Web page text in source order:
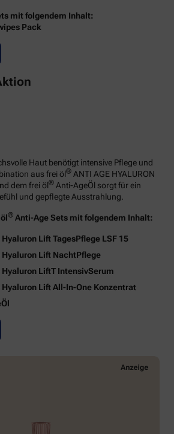
mit folgendem Inhalt:
Pack
Haut benötigt intensive Pflege und
aus frei öl® ANTI AGE HYALURON
dem frei öl® Anti-AgeÖl sorgt für ein
und gepflegte Ausstrahlung.
® Anti-Age Sets mit folgendem Inhalt:
Lift TagesPflege LSF 15
Hyaluron Lift NachtPflege
Hyaluron LiftT IntensivSerum
Hyaluron Lift All-In-One Konzentrat